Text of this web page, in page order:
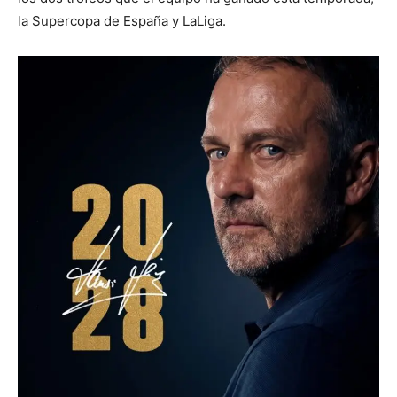
la Supercopa de España y LaLiga.